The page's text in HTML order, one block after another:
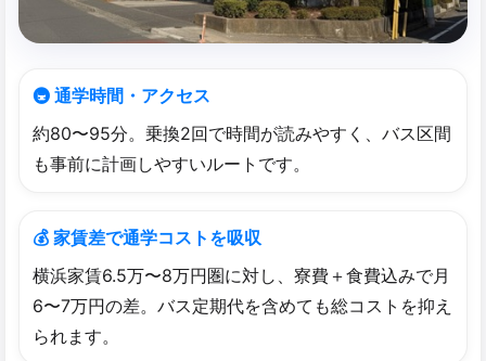
🚇 通学時間・アクセス
約80〜95分。乗換2回で時間が読みやすく、バス区間
も事前に計画しやすいルートです。
💰 家賃差で通学コストを吸収
横浜家賃6.5万〜8万円圏に対し、寮費＋食費込みで月
6〜7万円の差。バス定期代を含めても総コストを抑え
られます。